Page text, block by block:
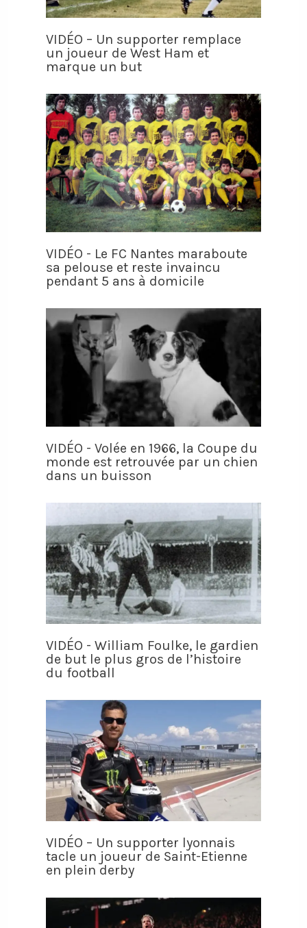
VIDÉO – Un supporter remplace
un joueur de West Ham et
marque un but
VIDÉO - Le FC Nantes maraboute
sa pelouse et reste invaincu
pendant 5 ans à domicile
VIDÉO - Volée en 1966, la Coupe du
monde est retrouvée par un chien
dans un buisson
VIDÉO - William Foulke, le gardien
de but le plus gros de l’histoire
du football
VIDÉO – Un supporter lyonnais
tacle un joueur de Saint-Etienne
en plein derby